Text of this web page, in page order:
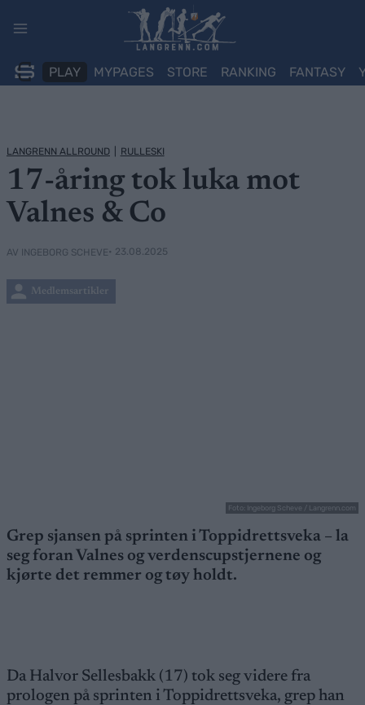
PLAY MYPAGES STORE RANKING FANTASY
LANGRENN ALLROUND RULLESKI
17-åring tok luka mot
Valnes & Co
AV INGEBORG SCHEVE• 23.08.2025
Medlemsartikler
Foto: Ingeborg Scheve / Langrenn.com
Grep sjansen på sprinten i Toppidrettsveka – la
seg foran Valnes og verdenscupstjernene og
kjørte det remmer og tøy holdt.
Da Halvor Sellesbakk (17) tok seg videre fra
prologen på sprinten i Toppidrettsveka, grep han